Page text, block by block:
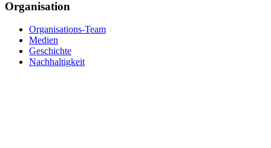
Organisation
Organisations-Team
Medien
Geschichte
Nachhaltigkeit